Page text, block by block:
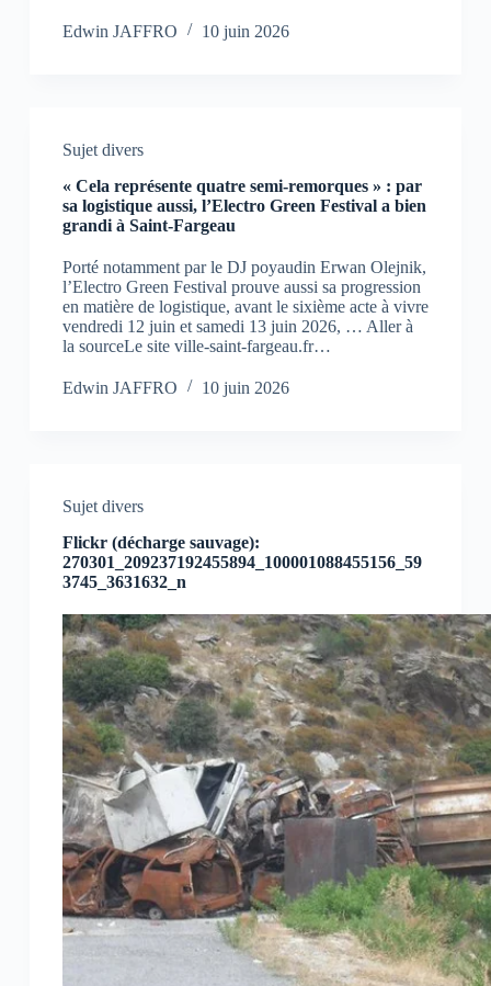
Edwin JAFFRO 10 juin 2026
Sujet divers
« Cela représente quatre semi-remorques » : par
sa logistique aussi, l’Electro Green Festival a bien
grandi à Saint-Fargeau
Porté notamment par le DJ poyaudin Erwan Olejnik,
l’Electro Green Festival prouve aussi sa progression
en matière de logistique, avant le sixième acte à vivre
vendredi 12 juin et samedi 13 juin 2026, … Aller à
la sourceLe site ville-saint-fargeau.fr…
Edwin JAFFRO 10 juin 2026
Sujet divers
Flickr (décharge sauvage):
270301_209237192455894_100001088455156_59
3745_3631632_n